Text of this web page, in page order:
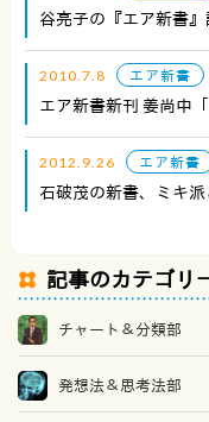
谷亮子の『エア新書
2010.7.8 エア新書
エア新書新刊 姜尚中
2012.9.26 エア新書
石破茂の新書、ミキ派
記事のカテゴリ
チャート＆分類部
発想法＆思考法部